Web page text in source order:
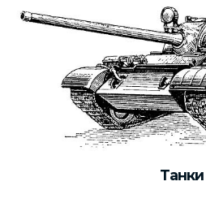
Танки